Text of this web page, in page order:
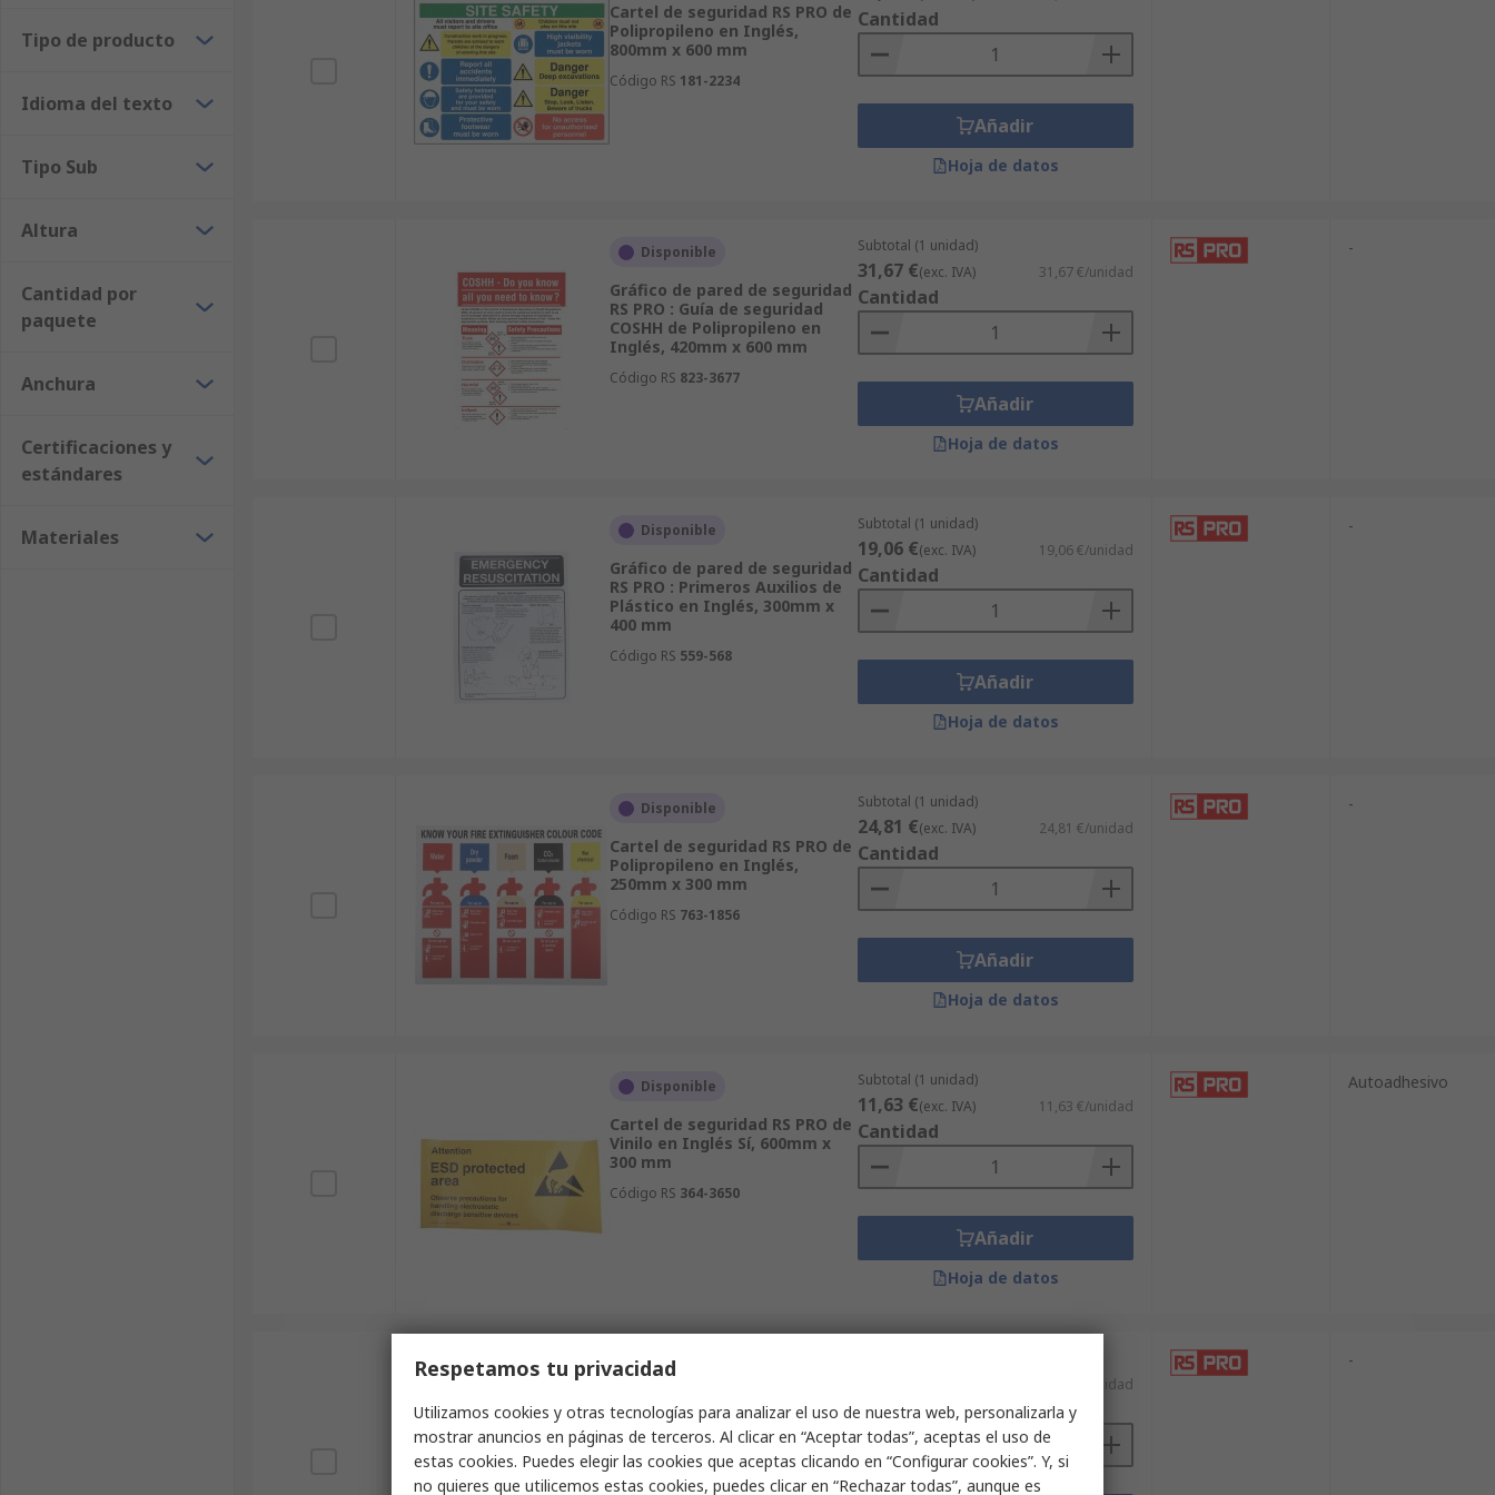
Tipo de producto
Idioma del texto
Tipo Sub
Altura
Cantidad por
paquete
Anchura
Certificaciones y
estándares
Materiales
Cartel de seguridad RS PRO de
Polipropileno en Inglés,
800mm x 600 mm
Código RS 181-2234
Cantidad
Añadir
Hoja de datos
Disponible
Gráfico de pared de seguridad
RS PRO : Guía de seguridad
COSHH de Polipropileno en
Inglés, 420mm x 600 mm
Código RS 823-3677
Subtotal (1 unidad)
31,67 €(exc. IVA) 31,67 €/unidad
Cantidad
Añadir
Hoja de datos
-
Disponible
Gráfico de pared de seguridad
RS PRO : Primeros Auxilios de
Plástico en Inglés, 300mm x
400 mm
Código RS 559-568
Subtotal (1 unidad)
19,06 €(exc. IVA) 19,06 €/unidad
Cantidad
Añadir
Hoja de datos
-
Disponible
Cartel de seguridad RS PRO de
Polipropileno en Inglés,
250mm x 300 mm
Código RS 763-1856
Subtotal (1 unidad)
24,81 €(exc. IVA) 24,81 €/unidad
Cantidad
Añadir
Hoja de datos
-
Disponible
Cartel de seguridad RS PRO de
Vinilo en Inglés Sí, 600mm x
300 mm
Código RS 364-3650
Subtotal (1 unidad)
11,63 €(exc. IVA) 11,63 €/unidad
Cantidad
Añadir
Hoja de datos
Autoadhesivo
Disponible
Gráfico de pared de seguridad
RS PRO : Buen mantenimiento
de Polipropileno en Inglés,
600mm x 450 mm
Código RS 763-2128
45,32 €/unidad
Cantidad
-
Respetamos tu privacidad
Utilizamos cookies y otras tecnologías para analizar el uso de nuestra web, personalizarla y
mostrar anuncios en páginas de terceros. Al clicar en “Aceptar todas”, aceptas el uso de
estas cookies. Puedes elegir las cookies que aceptas clicando en “Configurar cookies”. Y, si
no quieres que utilicemos estas cookies, puedes clicar en “Rechazar todas”, aunque es